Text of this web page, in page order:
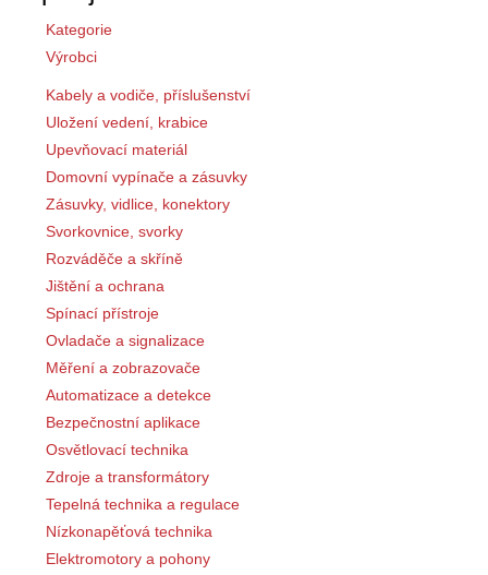
Kategorie
Výrobci
Kabely a vodiče, příslušenství
Uložení vedení, krabice
Upevňovací materiál
Domovní vypínače a zásuvky
Zásuvky, vidlice, konektory
Svorkovnice, svorky
Rozváděče a skříně
Jištění a ochrana
Spínací přístroje
Ovladače a signalizace
Měření a zobrazovače
Automatizace a detekce
Bezpečnostní aplikace
Osvětlovací technika
Zdroje a transformátory
Tepelná technika a regulace
Nízkonapěťová technika
Elektromotory a pohony